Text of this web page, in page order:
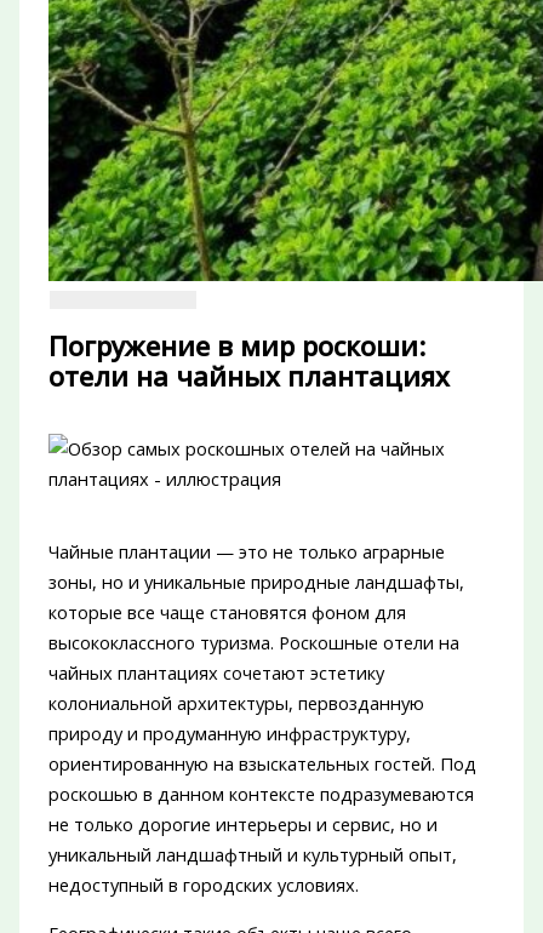
Погружение в мир роскоши:
отели на чайных плантациях
Чайные плантации — это не только аграрные
зоны, но и уникальные природные ландшафты,
которые все чаще становятся фоном для
высококлассного туризма. Роскошные отели на
чайных плантациях сочетают эстетику
колониальной архитектуры, первозданную
природу и продуманную инфраструктуру,
ориентированную на взыскательных гостей. Под
роскошью в данном контексте подразумеваются
не только дорогие интерьеры и сервис, но и
уникальный ландшафтный и культурный опыт,
недоступный в городских условиях.